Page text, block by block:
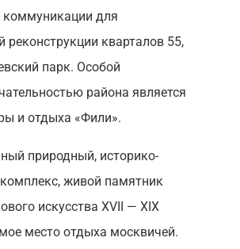
для
реконструкции кварталов 55,
парк. Особой
района является
и отдыха «Фили».
природный, историко-
живой памятник
искусства XVII — XIX
место отдыха москвичей.